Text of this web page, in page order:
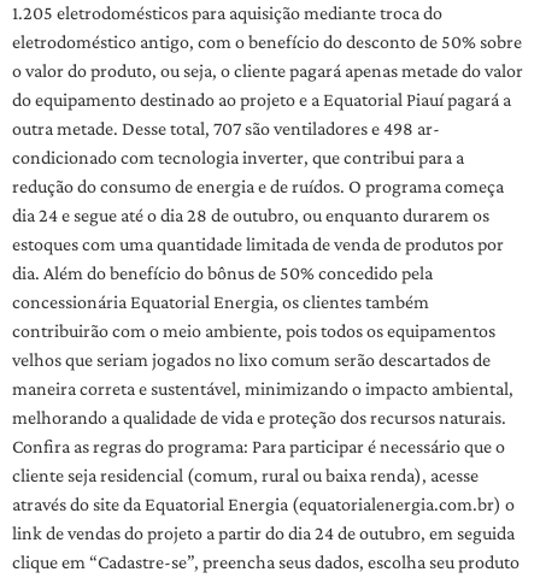
1.205 eletrodomésticos para aquisição mediante troca do
eletrodoméstico antigo, com o benefício do desconto de 50% sobre
o valor do produto, ou seja, o cliente pagará apenas metade do valor
do equipamento destinado ao projeto e a Equatorial Piauí pagará a
outra metade. Desse total, 707 são ventiladores e 498 ar-
condicionado com tecnologia inverter, que contribui para a
redução do consumo de energia e de ruídos. O programa começa
dia 24 e segue até o dia 28 de outubro, ou enquanto durarem os
estoques com uma quantidade limitada de venda de produtos por
dia. Além do benefício do bônus de 50% concedido pela
concessionária Equatorial Energia, os clientes também
contribuirão com o meio ambiente, pois todos os equipamentos
velhos que seriam jogados no lixo comum serão descartados de
maneira correta e sustentável, minimizando o impacto ambiental,
melhorando a qualidade de vida e proteção dos recursos naturais.
Confira as regras do programa: Para participar é necessário que o
cliente seja residencial (comum, rural ou baixa renda), acesse
através do site da Equatorial Energia (equatorialenergia.com.br) o
link de vendas do projeto a partir do dia 24 de outubro, em seguida
clique em “Cadastre-se”, preencha seus dados, escolha seu produto